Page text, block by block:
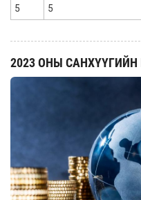
5
5
2023 ОНЫ